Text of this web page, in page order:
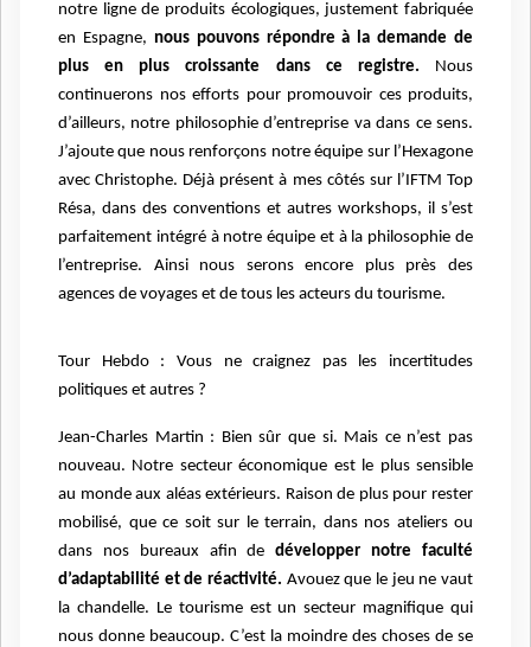
notre ligne de produits écologiques, justement fabriquée
en Espagne, nous pouvons répondre à la demande de
plus en plus croissante dans ce registre. Nous
continuerons nos efforts pour promouvoir ces produits,
d’ailleurs, notre philosophie d’entreprise va dans ce sens.
J’ajoute que nous renforçons notre équipe sur l’Hexagone
avec Christophe. Déjà présent à mes côtés sur l’IFTM Top
Résa, dans des conventions et autres workshops, il s’est
parfaitement intégré à notre équipe et à la philosophie de
l’entreprise. Ainsi nous serons encore plus près des
agences de voyages et de tous les acteurs du tourisme.
Tour Hebdo : Vous ne craignez pas les incertitudes
politiques et autres ?
Jean-Charles Martin : Bien sûr que si. Mais ce n’est pas
nouveau. Notre secteur économique est le plus sensible
au monde aux aléas extérieurs. Raison de plus pour rester
mobilisé, que ce soit sur le terrain, dans nos ateliers ou
dans nos bureaux afin dedévelopper notre faculté
d’adaptabilité et de réactivité. Avouez que le jeu ne vaut
la chandelle. Le tourisme est un secteur magnifique qui
nous donne beaucoup. C’est la moindre des choses de se